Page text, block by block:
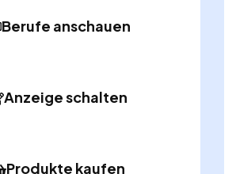
Berufe anschauen
Anzeige schalten
Produkte kaufen